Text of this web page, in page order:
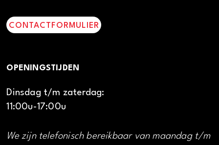
CONTACTFORMULIER
OPENINGSTIJDEN
Dinsdag t/m zaterdag:
11:00u-17:00u
We zijn telefonisch bereikbaar van maandag t/m